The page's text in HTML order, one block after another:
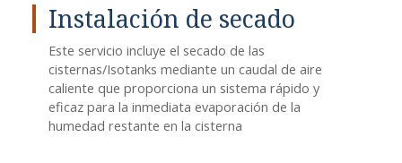
Instalación de secado
Este servicio incluye el secado de las
cisternas/Isotanks mediante un caudal de aire
caliente que proporciona un sistema rápido y
eficaz para la inmediata evaporación de la
humedad restante en la cisterna